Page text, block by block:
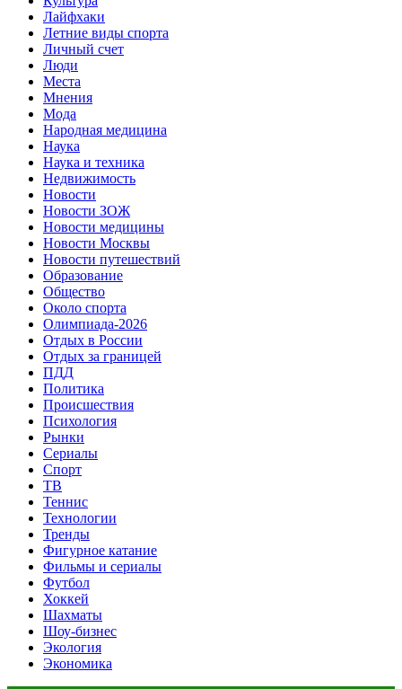
Лайфхаки
Летние виды спорта
Личный счет
Люди
Места
Мнения
Мода
Народная медицина
Наука
Наука и техника
Недвижимость
Новости
Новости ЗОЖ
Новости медицины
Новости Москвы
Новости путешествий
Образование
Общество
Около спорта
Олимпиада-2026
Отдых в России
Отдых за границей
ПДД
Политика
Происшествия
Психология
Рынки
Сериалы
Спорт
ТВ
Теннис
Технологии
Тренды
Фигурное катание
Фильмы и сериалы
Футбол
Хоккей
Шахматы
Шоу-бизнес
Экология
Экономика